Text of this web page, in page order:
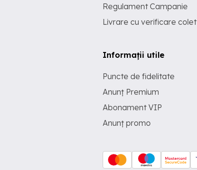
Regulament Campanie
Livrare cu verificare colet
Informații utile
Puncte de fidelitate
Anunț Premium
Abonament VIP
Anunț promo